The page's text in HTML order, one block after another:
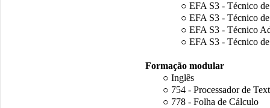
○ EFA S3 - Técnico
○ EFA S3 - Técnico
○ EFA S3 - Técnico
○ EFA S3 - Técnico
Formação modular
○ Inglês
○ 754 - Processador de
○ 778 - Folha de Cálculo